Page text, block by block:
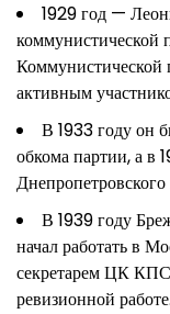
1929 год —
коммунистической
Коммунистической
активным
В 1933 году он
обкома партии, а в
В 1939 году
начал работать в
секретарем ЦК
ревизионной работе.